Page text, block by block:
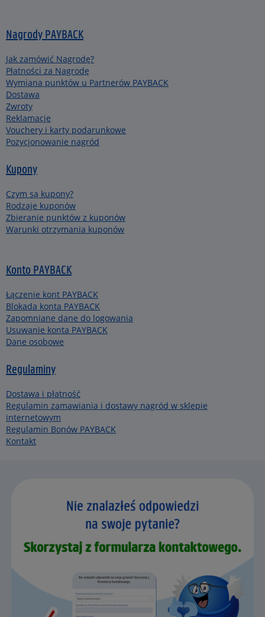
Nagrody PAYBACK
Jak zamówić Nagrodę?
Płatności za Nagrodę
Wymiana punktów u Partnerów PAYBACK
Dostawa
Zwroty
Reklamacje
Vouchery i karty podarunkowe
Pozycjonowanie nagród
Kupony
Czym są kupony?
Rodzaje kuponów
Zbieranie punktów z kuponów
Warunki otrzymania kuponów
Konto PAYBACK
Łączenie kont PAYBACK
Blokada konta PAYBACK
Zapomniane dane do logowania
Usuwanie konta PAYBACK
Dane osobowe
Regulaminy
Dostawa i płatność
Regulamin zamawiania i dostawy nagród w sklepie
internetowym
Regulamin Bonów PAYBACK
Kontakt